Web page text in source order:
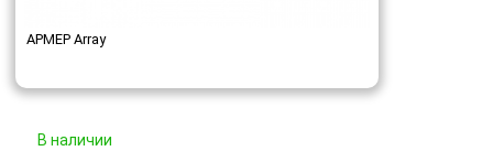
АРМЕР Array
В наличии